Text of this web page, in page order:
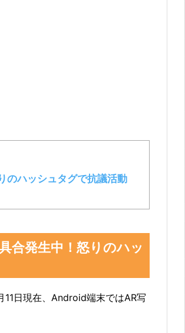
のハッシュタグで抗議活動
合発生中！怒りのハッ
日現在、Android端末ではAR写